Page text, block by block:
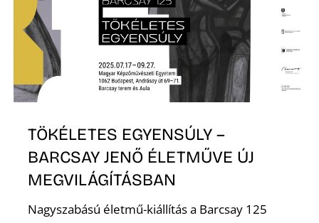
TÖKÉLETES EGYENSÚLY –
BARCSAY JENŐ ÉLETMŰVE ÚJ
MEGVILÁGÍTÁSBAN
Nagyszabású életmű-kiállítás a Barcsay 125